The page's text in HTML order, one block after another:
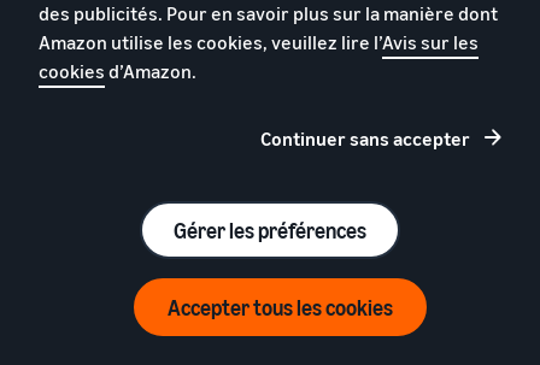
T-Shirts
Amazon France
Inscrivez-vous maintenant
des publicités. Pour en savoir plus sur la manière dont
Amazon utilise les cookies, veuillez lire l’Avis sur les
cookies d’Amazon.
Continuer sans accepter
Gérer les préférences
Accepter tous les cookies